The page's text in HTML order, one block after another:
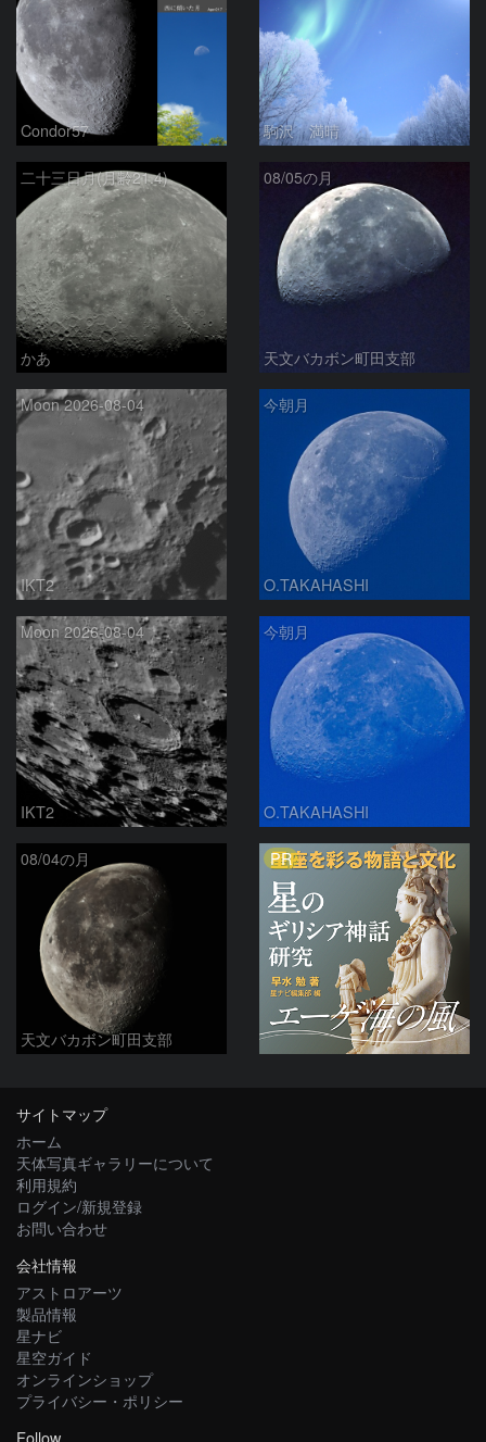
Condor57 駒沢 満晴
二十三日月(月齢21.4)
かあ
08/05の月
天文バカボン町田支部
Moon 2026-08-04
IKT2
今朝月
O.TAKAHASHI
Moon 2026-08-04
IKT2
今朝月
O.TAKAHASHI
08/04の月
天文バカボン町田支部
PR
サイトマップ
ホーム
天体写真ギャラリーについて
利用規約
ログイン/新規登録
お問い合わせ
会社情報
アストロアーツ
製品情報
星ナビ
星空ガイド
オンラインショップ
プライバシー・ポリシー